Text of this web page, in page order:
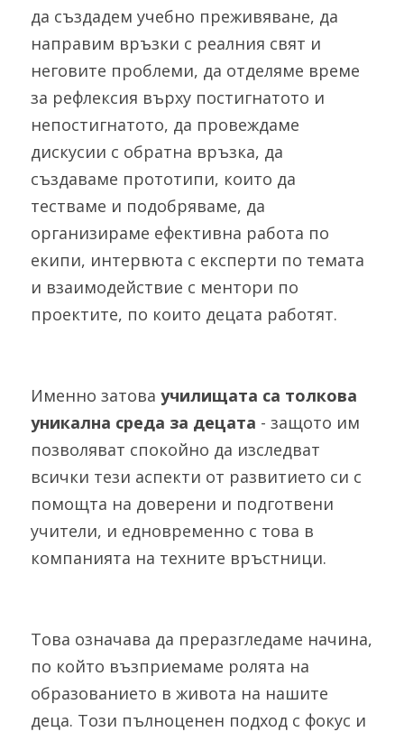
да създадем учебно преживяване, да
направим връзки с реалния свят и
неговите проблеми, да отделяме време
за рефлексия върху постигнатото и
непостигнатото, да провеждаме
дискусии с обратна връзка, да
създаваме прототипи, които да
тестваме и подобряваме, да
организираме ефективна работа по
екипи, интервюта с експерти по темата
и взаимодействие с ментори по
проектите, по които децата работят.
Именно затова училищата са толкова
уникална среда за децата - защото им
позволяват спокойно да изследват
всички тези аспекти от развитието си с
помощта на доверени и подготвени
учители, и едновременно с това в
компанията на техните връстници.
Това означава да преразгледаме начина,
по който възприемаме ролята на
образованието в живота на нашите
деца. Този пълноценен подход с фокус и